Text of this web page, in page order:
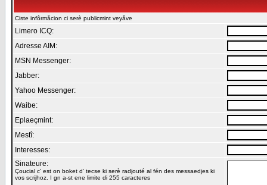
Ciste infôrmåcion ci serè publicmint veyåve
Limero ICQ:
Adresse AIM:
MSN Messenger:
Jabber:
Yahoo Messenger:
Waibe:
Eplaeçmint:
Mestî:
Interesses:
Sinateure:
Çoucial c' est on boket d' tecse ki serè radjouté al fén des messaedjes ki
vos scrijhoz. I gn a-st ene limite di 255 caracteres